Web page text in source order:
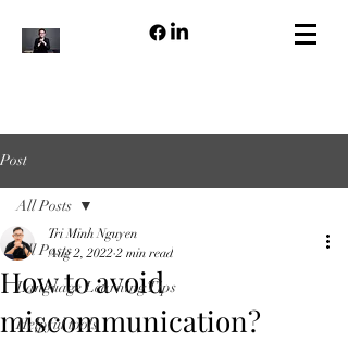
Post
All Posts
Language Learning Tips
Helpful tools
All Posts
How to avoid
miscommunication?
Tri Minh Nguyen
Aug 2, 2022 2 min read